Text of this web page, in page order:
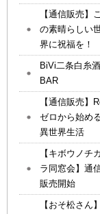
【通信販売】こ
の素晴らしい
界に祝福を！
BiVi二条白糸
BAR
【通信販売】
ゼロから始め
異世界生活
【キボウノチカ
ラ同窓会】通
販売開始
【おそ松さん】